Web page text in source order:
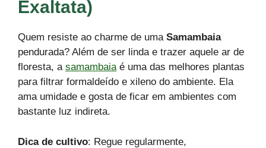
Exaltata)
Quem resiste ao charme de uma Samambaia
pendurada? Além de ser linda e trazer aquele ar de
floresta, a samambaiaé uma das melhores plantas
para filtrar formaldeído e xileno do ambiente. Ela
ama umidade e gosta de ficar em ambientes com
bastante luz indireta.
Dica de cultivo: Regue regularmente,